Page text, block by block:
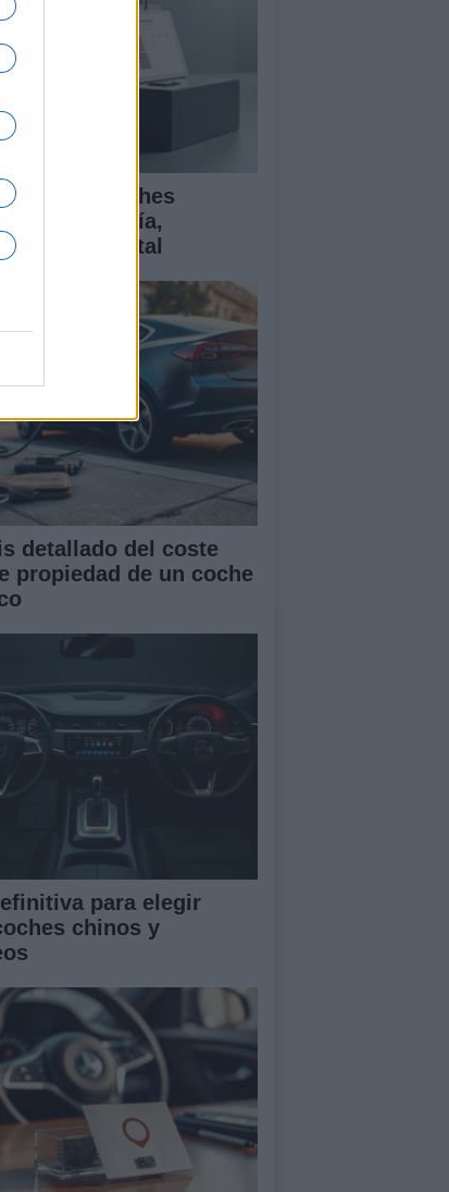
de coches
tecnología,
y coste total
detallado del coste
propiedad de un coche
para elegir
chinos y